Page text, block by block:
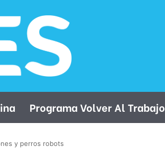
Programa Volver Al Trabajo
y perros robots